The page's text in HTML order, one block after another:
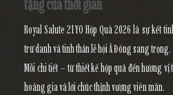
tặng của thời gian
Royal Salute 21YO Hộp Quà 2026 là sự kết
trứ danh và tinh thần lễ hội Á Đông sang trọng.
Mỗi chi tiết – từ thiết kế hộp quà đến hương
hoàng gia và lời chúc thịnh vượng viên mãn.